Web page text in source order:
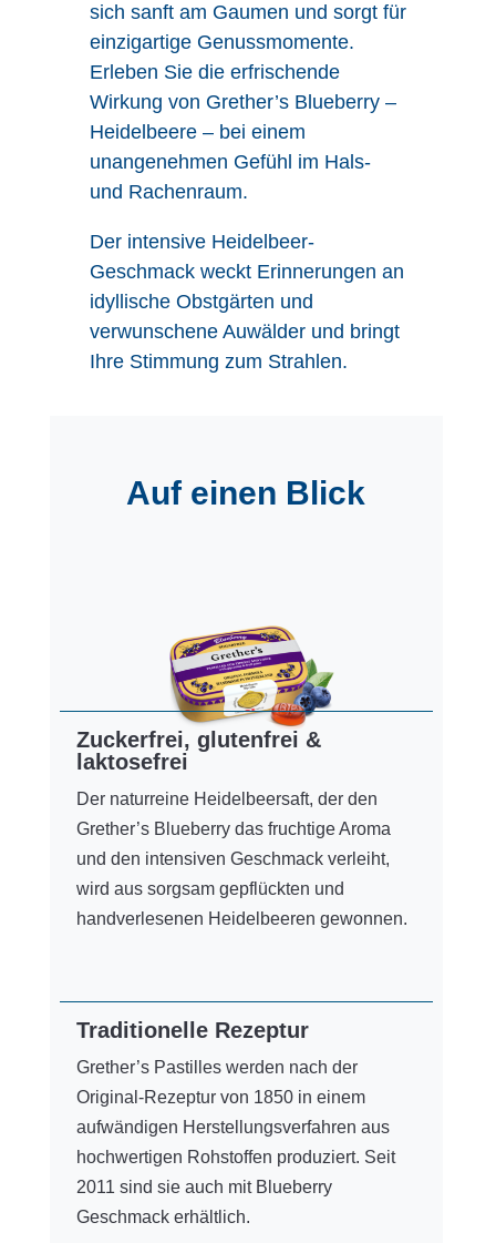
sich sanft am Gaumen und sorgt für
einzigartige Genussmomente.
Erleben Sie die erfrischende
Wirkung von Grether’s Blueberry –
Heidelbeere – bei einem
unangenehmen Gefühl im Hals-
und Rachenraum.
Der intensive Heidelbeer-
Geschmack weckt Erinnerungen an
idyllische Obstgärten und
verwunschene Auwälder und bringt
Ihre Stimmung zum Strahlen.
Auf einen Blick
Zuckerfrei, glutenfrei &
laktosefrei
Der naturreine Heidelbeersaft, der den
Grether’s Blueberry das fruchtige Aroma
und den intensiven Geschmack verleiht,
wird aus sorgsam gepflückten und
handverlesenen Heidelbeeren gewonnen.
Traditionelle Rezeptur
Grether’s Pastilles werden nach der
Original-Rezeptur von 1850 in einem
aufwändigen Herstellungsverfahren aus
hochwertigen Rohstoffen produziert. Seit
2011 sind sie auch mit Blueberry
Geschmack erhältlich.